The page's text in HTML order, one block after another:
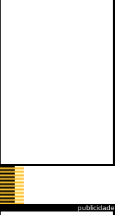
publicidade